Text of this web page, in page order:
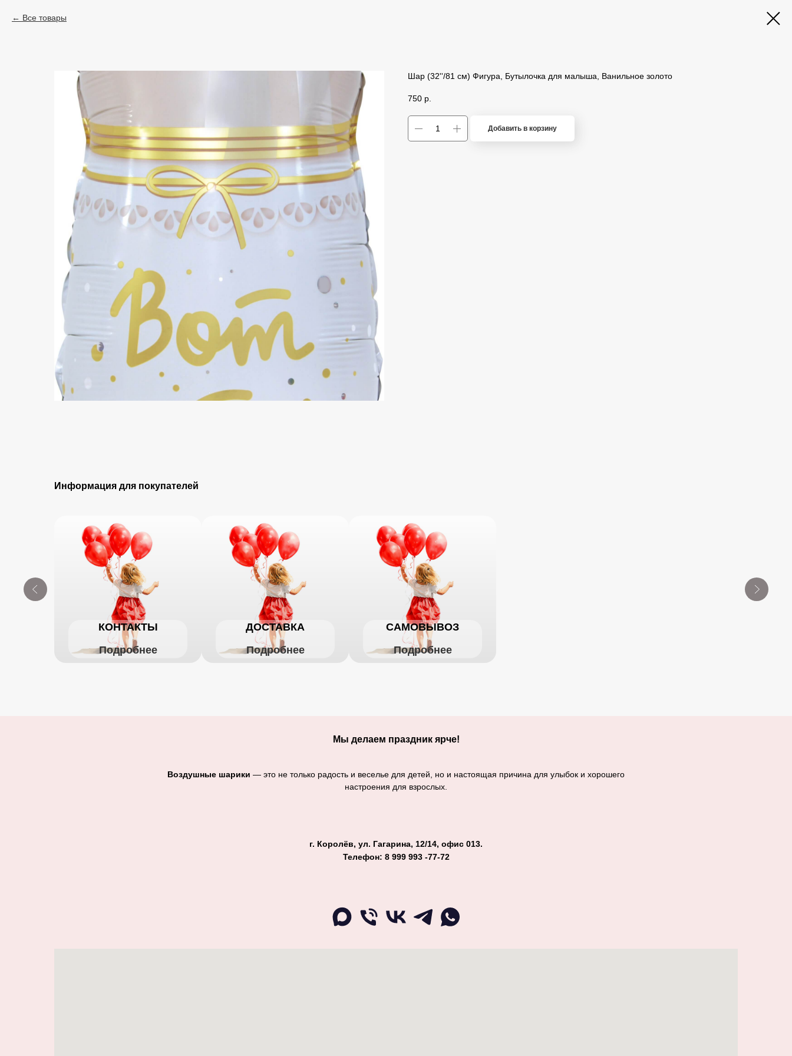
Все товары
Шар (32''/81 см) Фигура, Бутылочка для малыша, Ванильное золото
750 р.
Добавить в корзину
Информация для покупателей
КОНТАКТЫ
Подробнее
ДОСТАВКА
Подробнее
САМОВЫВОЗ
Подробнее
Мы делаем праздник ярче!
Воздушные шарики — это не только радость и веселье для детей, но и настоящая причина для улыбок и хорошего
настроения для взрослых.
г. Королёв, ул. Гагарина, 12/14, офис 013.
Телефон: 8 999 993 -77-72